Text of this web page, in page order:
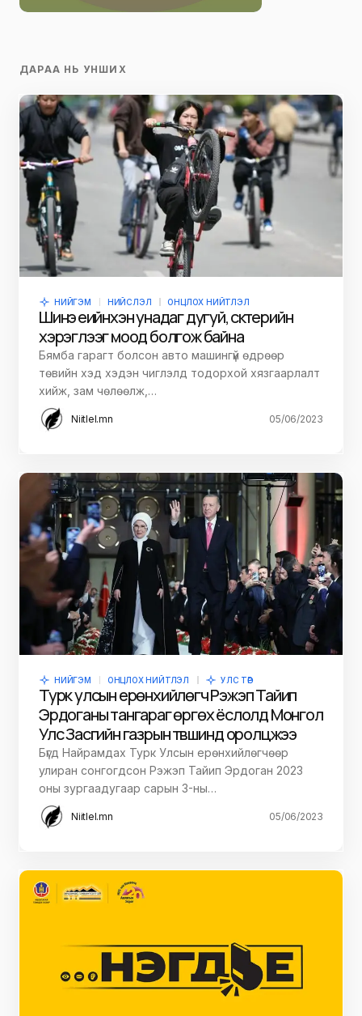
ДАРАА НЬ УНШИХ
НИЙГЭМ НИЙСЛЭЛ ОНЦЛОХ НИЙТЛЭЛ
Шинэ үеийнхэн унадаг дугуй, скүүтерийн
хэрэглээг моод болгож байна
Бямба гарагт болсон авто машингүй өдрөөр
төвийн хэд хэдэн чиглэлд тодорхой хязгаарлалт
хийж, зам чөлөөлж,…
Niitlel.mn 05/06/2023
НИЙГЭМ ОНЦЛОХ НИЙТЛЭЛ УЛС ТӨР
Турк улсын ерөнхийлөгч Рэжэп Тайип
Эрдоганы тангараг өргөх ёслолд Монгол
Улс Засгийн газрын түвшинд оролцжээ
Бүгд Найрамдах Турк Улсын ерөнхийлөгчөөр
улиран сонгогдсон Рэжэп Тайип Эрдоган 2023
оны зургаадугаар сарын 3-ны…
Niitlel.mn 05/06/2023